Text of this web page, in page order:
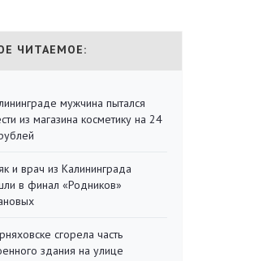
ЧИТАЕМОЕ:
мужчина пытался
из магазина косметику на 24
и врач из Калининграда
в финал «Родников»
сгорела часть
здания на улице